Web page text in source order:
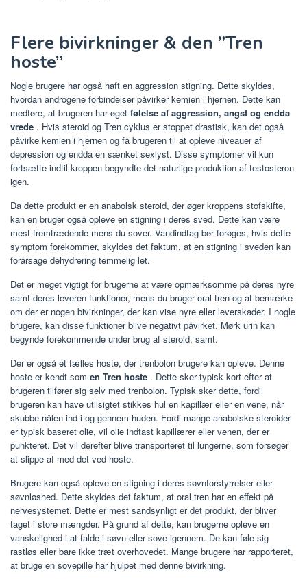
Flere bivirkninger & den ”Tren
hoste”
Nogle brugere har også haft en aggression stigning. Dette skyldes,
hvordan androgene forbindelser påvirker kemien i hjernen. Dette kan
medføre, at brugeren har øget følelse af aggression, angst og endda
vrede . Hvis steroid og Tren cyklus er stoppet drastisk, kan det også
påvirke kemien i hjernen og få brugeren til at opleve niveauer af
depression og endda en sænket sexlyst. Disse symptomer vil kun
fortsætte indtil kroppen begyndte det naturlige produktion af testosteron
igen.
Da dette produkt er en anabolsk steroid, der øger kroppens stofskifte,
kan en bruger også opleve en stigning i deres sved. Dette kan være
mest fremtrædende mens du sover. Vandindtag bør forøges, hvis dette
symptom forekommer, skyldes det faktum, at en stigning i sveden kan
forårsage dehydrering temmelig let.
Det er meget vigtigt for brugerne at være opmærksomme på deres nyre
samt deres leveren funktioner, mens du bruger oral tren og at bemærke
om der er nogen bivirkninger, der kan vise nyre eller leverskader. I nogle
brugere, kan disse funktioner blive negativt påvirket. Mørk urin kan
begynde forekommende under brug af steroid, samt.
Der er også et fælles hoste, der trenbolon brugere kan opleve. Denne
hoste er kendt som en Tren hoste . Dette sker typisk kort efter at
brugeren tilfører sig selv med trenbolon. Typisk sker dette, fordi
brugeren kan have utilsigtet stikkes hul en kapillær eller en vene, når
skubbe nålen ind i og gennem huden. Fordi mange anabolske steroider
er typisk baseret olie, vil olie indtast kapillærer eller venen, der er
punkteret. Det vil derefter blive transporteret til lungerne, som forsøger
at slippe af med det ved hoste.
Brugere kan også opleve en stigning i deres søvnforstyrrelser eller
søvnløshed. Dette skyldes det faktum, at oral tren har en effekt på
nervesystemet. Dette er mest sandsynligt er det produkt, der bliver
taget i store mængder. På grund af dette, kan brugerne opleve en
vanskelighed i at falde i søvn eller sove igennem. De kan føle sig
rastløs eller bare ikke træt overhovedet. Mange brugere har rapporteret,
at bruge en sovepille har hjulpet med denne bivirkning.